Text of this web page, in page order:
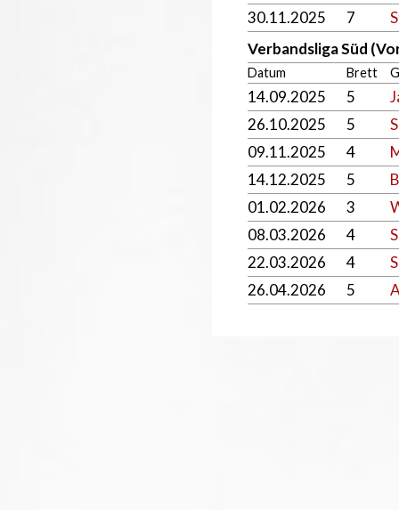
30.11.2025
7
Verbandsliga Süd
Datum Brett
14.09.2025 5
26.10.2025
5
09.11.2025
4
14.12.2025
5
01.02.2026
3
08.03.2026
4
22.03.2026
4
26.04.2026
5